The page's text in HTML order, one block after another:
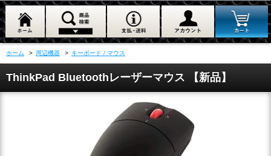
ホーム > 周辺機器 > キーボード / マウス
ThinkPad Bluetoothレーザーマウス 【新品】